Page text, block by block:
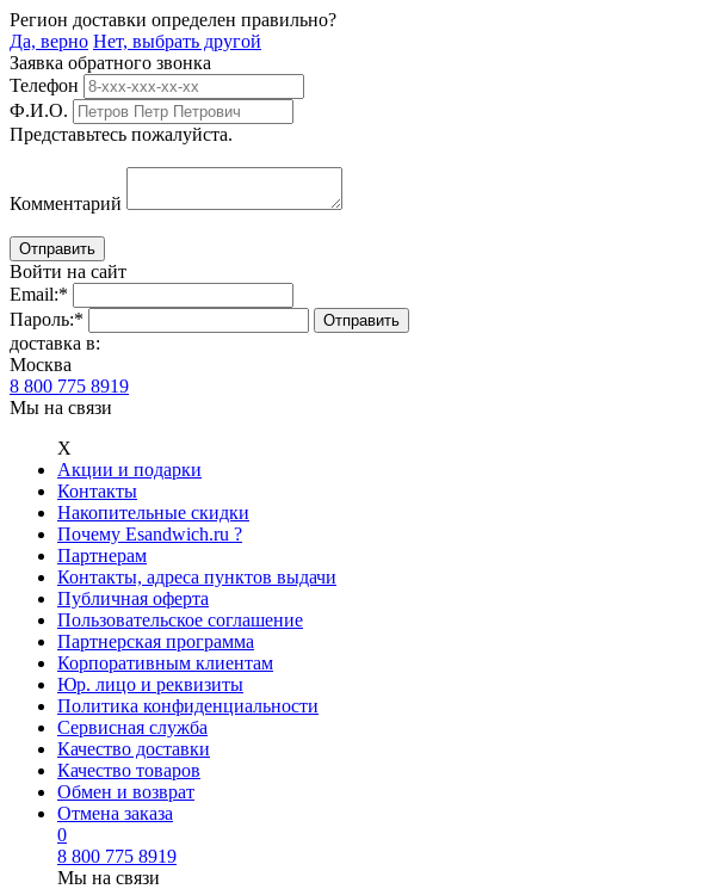
Регион доставки определен правильно?
Да, верно Нет, выбрать другой
Заявка обратного звонка
Телефон
Ф.И.О.
Представьтесь пожалуйста.
Комментарий
Войти на сайт
Email:*
Пароль:*
доставка в:
Москва
8 800 775 8919
Мы на связи
Х
Акции и подарки
Контакты
Накопительные скидки
Почему Esandwich.ru ?
Партнерам
Контакты, адреса пунктов выдачи
Публичная оферта
Пользовательское соглашение
Партнерская программа
Корпоративным клиентам
Юр. лицо и реквизиты
Политика конфиденциальности
Сервисная служба
Качество доставки
Качество товаров
Обмен и возврат
Отмена заказа
0
8 800 775 8919
Мы на связи